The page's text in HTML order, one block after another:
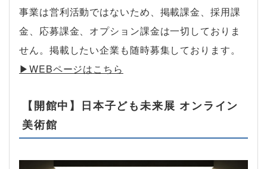
事業は営利活動ではないため、掲載課金、採用課
金、応募課金、オプション課金は一切しておりま
せん。掲載したい企業も随時募集しております。
▶︎WEBページはこちら
【開館中】日本子ども未来展 オンライン
美術館